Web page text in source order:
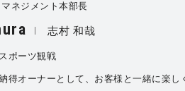
ネジメント本部長
志村 和哉
スポーツ観戦
得オーナーとして、お客様と一緒に楽し